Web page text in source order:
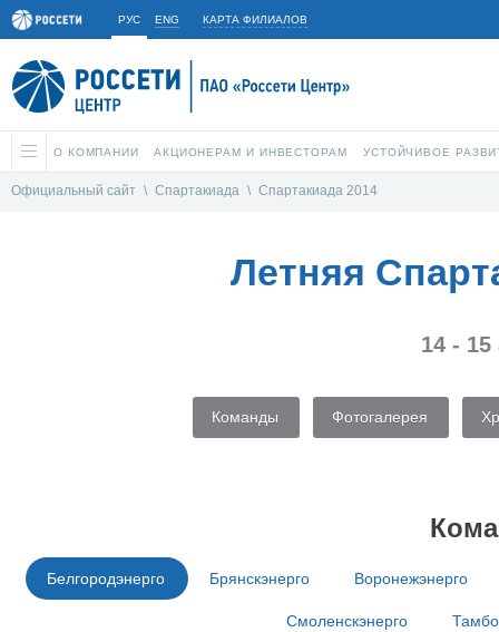
РУС ENG КАРТА ФИЛИАЛОВ
О КОМПАНИИ АКЦИОНЕРАМ И ИНВЕСТОРАМ УСТОЙЧИВОЕ
Официальный сайт \ Спартакиада \ Спартакиада 2014
Летняя
14 - 15
Команды Фотогалерея
Белгородэнерго Брянскэнерго Воронежэнерго
Смоленскэнерго